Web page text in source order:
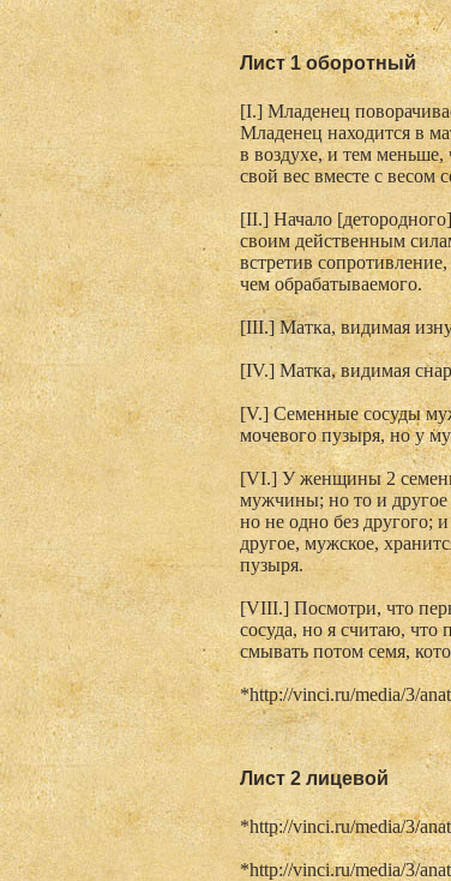
Лист 1 оборотный
[I.] Младенец
Младенец находится в
в воздухе, и тем меньше,
свой вес вместе с весом
[II.] Начало
своим действенным
встретив
чем обрабатываемого.
[III.] Матка, видимая
[IV.] Матка, видимая
[V.] Семенные сосуды
мочевого пузыря, но у
[VI.] У женщины 2
мужчины; но то и другое
но не одно без другого;
другое, мужское,
пузыря.
[VIII.] Посмотри, что
сосуда, но я считаю, что
смывать потом семя,
*http://vinci.ru/media/3/
Лист 2 лицевой
*http://vinci.ru/media/3/
*http://vinci.ru/media/3/